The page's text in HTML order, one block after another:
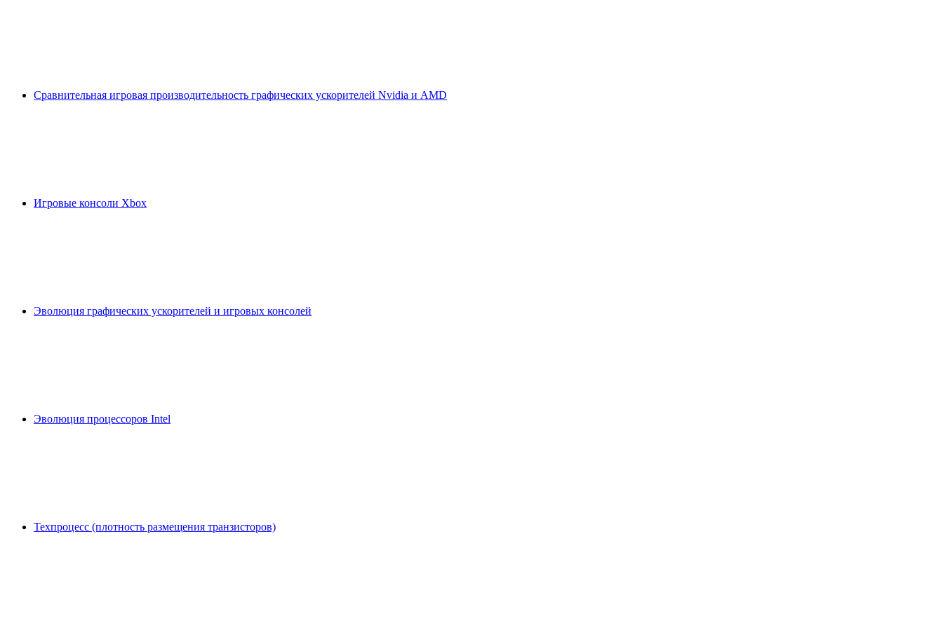
Сравнительная игровая производительность графических ускорителей Nvidia и AMD
Игровые консоли Xbox
Эволюция графических ускорителей и игровых консолей
Эволюция процессоров Intel
Техпроцесс (плотность размещения транзисторов)